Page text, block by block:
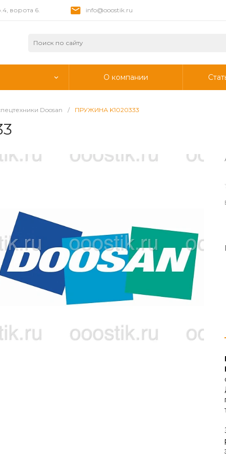
ворота 6. info@ooostik.ru
О компании
Doosan / ПРУЖИНА K1020333